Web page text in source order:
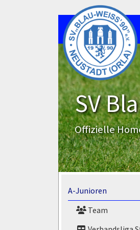
SV
Offizielle
A-Junioren
Team